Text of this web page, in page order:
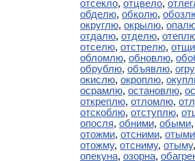
отсекло, отцвело,
обделю, обколю,
округлю, окрылю,
отдалю, отделю,
отселю, отстрелю,
обломлю, обновлю,
обрублю, объявлю,
окислю, окроплю,
осрамлю, остановлю,
откреплю, отломлю,
отскоблю, отступлю,
опосля, обними, обыми
отожми, отсними, отыми
отожму, отсниму, отыму
опекуна, озорна,